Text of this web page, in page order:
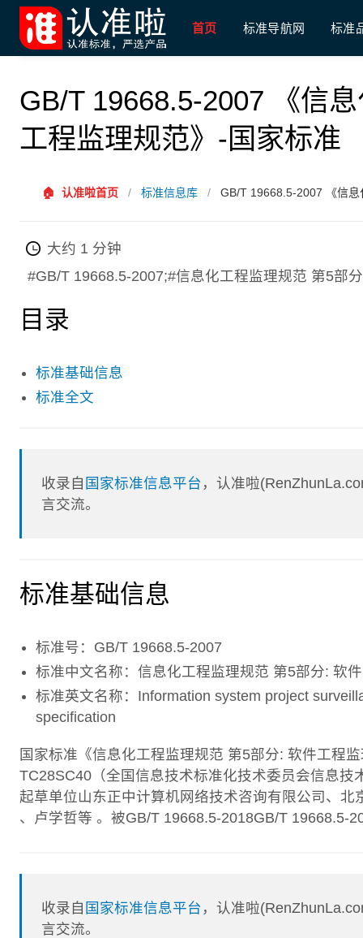
首页 标准导航网 标准
GB/T 19668.5-2007 《信
工程监理规范》-国家标准
🏠 认准啦首页 / 标准信息库 / GB/T 19668.5-2007 《信
大约 1 分钟
#GB/T 19668.5-2007;#信息化工程监理规范 第5部
目录
标准基础信息
标准全文
收录自 国家标准信息平台 ，认准啦
言交流。
标准基础信息
标准号：GB/T 19668.5-2007
标准中文名称：信息化工程监理规范 第5部分: 软
标准英文名称：Information system project
specification
国家标准《信息化工程监理规范 第5部分: 软件工程
TC28SC40（全国信息技术标准化技术委员会信息
起草单位山东正中计算机网络技术咨询有限公司、
、卢学哲等 。被GB/T 19668.5-2018GB/T 19668.5-
收录自 国家标准信息平台 ，认准啦
言交流。